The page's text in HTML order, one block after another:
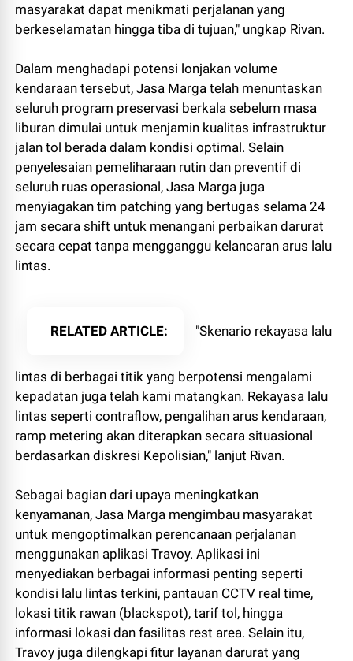
masyarakat dapat menikmati perjalanan yang
berkeselamatan hingga tiba di tujuan," ungkap Rivan.
Dalam menghadapi potensi lonjakan volume
kendaraan tersebut, Jasa Marga telah menuntaskan
seluruh program preservasi berkala sebelum masa
liburan dimulai untuk menjamin kualitas infrastruktur
jalan tol berada dalam kondisi optimal. Selain
penyelesaian pemeliharaan rutin dan preventif di
seluruh ruas operasional, Jasa Marga juga
menyiagakan tim patching yang bertugas selama 24
jam secara shift untuk menangani perbaikan darurat
secara cepat tanpa mengganggu kelancaran arus lalu
lintas.
RELATED ARTICLE "Skenario rekayasa lalu
lintas di berbagai titik yang berpotensi mengalami
kepadatan juga telah kami matangkan. Rekayasa lalu
lintas seperti contraflow, pengalihan arus kendaraan,
ramp metering akan diterapkan secara situasional
berdasarkan diskresi Kepolisian," lanjut Rivan.
Sebagai bagian dari upaya meningkatkan
kenyamanan, Jasa Marga mengimbau masyarakat
untuk mengoptimalkan perencanaan perjalanan
menggunakan aplikasi Travoy. Aplikasi ini
menyediakan berbagai informasi penting seperti
kondisi lalu lintas terkini, pantauan CCTV real time,
lokasi titik rawan (blackspot), tarif tol, hingga
informasi lokasi dan fasilitas rest area. Selain itu,
Travoy juga dilengkapi fitur layanan darurat yang